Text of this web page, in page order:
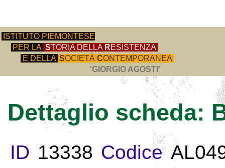
ISTITUTO PIEMONTESE
PER LA STORIA DELLA RESISTENZA
E DELLA SOCIETÀ CONTEMPORANEA
'GIORGIO AGOSTI'
Dettaglio scheda:
ID 13338 Codice